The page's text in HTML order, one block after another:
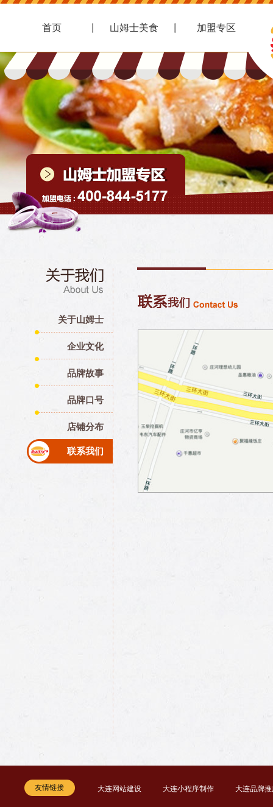
首页 山姆士美食 加盟专区
关于山姆士
企业文化
品牌故事
品牌口号
店铺分布
联系我们
友情链接 大连网站建设 大连小程序制作 大连品牌